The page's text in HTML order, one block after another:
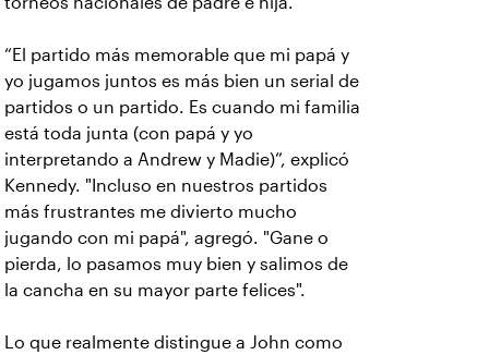
“El partido más memorable que mi papá y
yo jugamos juntos es más bien un serial de
partidos o un partido. Es cuando mi familia
está toda junta (con papá y yo
interpretando a Andrew y Madie)”, explicó
Kennedy. "Incluso en nuestros partidos
más frustrantes me divierto mucho
jugando con mi papá", agregó. "Gane o
pierda, lo pasamos muy bien y salimos de
la cancha en su mayor parte felices".
Lo que realmente distingue a John como